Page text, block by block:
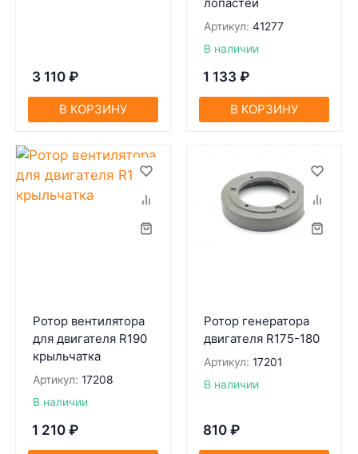
3 110 ₽
В КОРЗИНУ
Артикул: 41277
В наличии
1 133 ₽
В КОРЗИНУ
Ротор вентилятора
для двигателя R190
крыльчатка
Артикул: 17208
В наличии
1 210 ₽
Ротор генератора
двигателя R175-180
Артикул: 17201
В наличии
810 ₽